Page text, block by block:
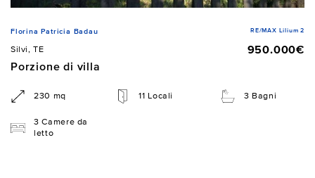
Florina Patricia Badau RE/MAX Lilium 2
Silvi, TE
950.000€
Porzione di villa
230 mq 11 Locali 3 Bagni
3 Camere da
letto